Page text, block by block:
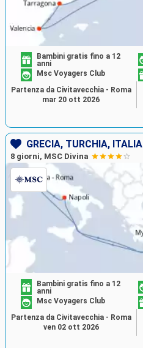
Bambini gratis fino a 12
anni
Msc Voyagers Club
Partenza da Civitavecchia - Roma
mar 20 ott 2026
GRECIA, TURCHIA, ITALIA
8 giorni, MSC Divina
Bambini gratis fino a 12
anni
Msc Voyagers Club
Partenza da Civitavecchia - Roma
ven 02 ott 2026